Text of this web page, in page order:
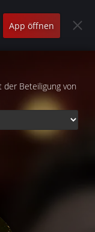
App öffnen
der Beteiligung von